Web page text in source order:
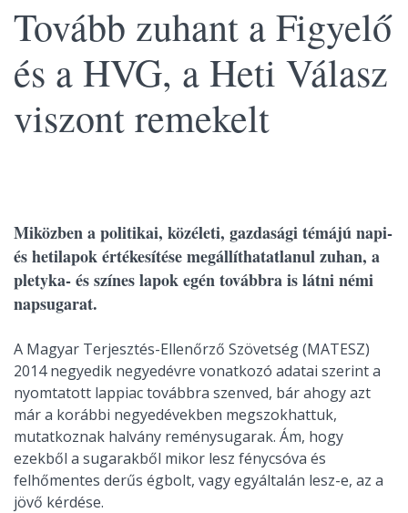
Tovább zuhant a Figyelő
és a HVG, a Heti Válasz
viszont remekelt
Miközben a politikai, közéleti, gazdasági témájú napi-
és hetilapok értékesítése megállíthatatlanul zuhan, a
pletyka- és színes lapok egén továbbra is látni némi
napsugarat.
A Magyar Terjesztés-Ellenőrző Szövetség (MATESZ)
2014 negyedik negyedévre vonatkozó adatai szerint a
nyomtatott lappiac továbbra szenved, bár ahogy azt
már a korábbi negyedévekben megszokhattuk,
mutatkoznak halvány reménysugarak. Ám, hogy
ezekből a sugarakből mikor lesz fénycsóva és
felhőmentes derűs égbolt, vagy egyáltalán lesz-e, az a
jövő kérdése.